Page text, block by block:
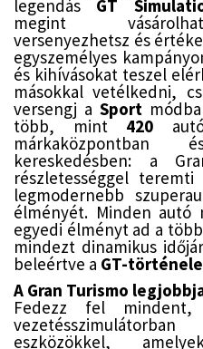
legendás GT
megint
versenyezhetsz és
egyszemélyes
és kihívásokat teszel
másokkal vetélkedni,
versengj a Sport
több, mint 420
kereskedésben: a
részletességgel
legmodernebb
élményét. Minden autó
egyedi élményt ad a
mindezt dinamikus
beleértve a GT-
A Gran Turismo
Fedezz fel
eszközökkel,